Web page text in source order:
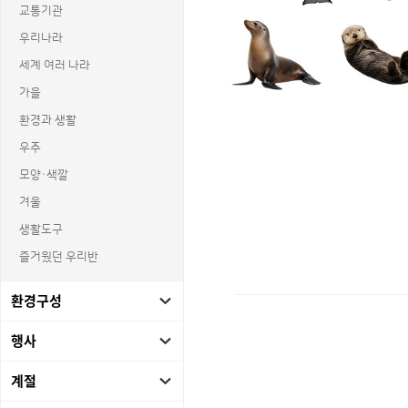
교통기관
우리나라
세계 여러 나라
가을
환경과 생활
우주
모양·색깔
겨울
생활도구
즐거웠던 우리반
환경구성
행사
계절